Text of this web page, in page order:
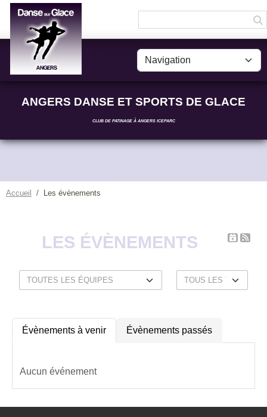
ANGERS DANSE ET SPORTS DE GLACE
CLUB DE PATINAGE À ANGERS ICEPARC
Accueil Les évènements
LES ÉVÈNEMENTS
Évènements à venir Évènements passés
Aucun événement
Panneau de gestion des cookies